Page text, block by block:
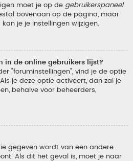
moet je op de gebruikerspaneel
bovenaan op de pagina, maar
je je instellingen wijzigen.
in de online gebruikers lijst?
"foruminstellingen", vind je de optie
je deze optie activeert, dan zal je
behalve voor beheerders,
gegeven wordt van een andere
Als dit het geval is, moet je naar